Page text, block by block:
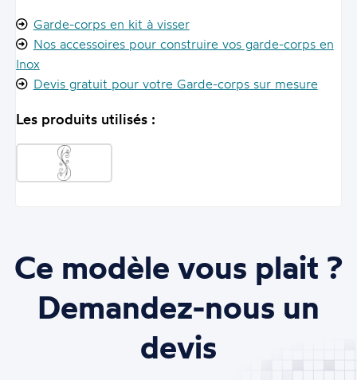
Garde-corps en kit à visser
Nos accessoires pour construire vos garde-corps en
Inox
Devis gratuit pour votre Garde-corps sur mesure
Les produits utilisés :
Ce modèle vous plait ?
Demandez-nous un
devis